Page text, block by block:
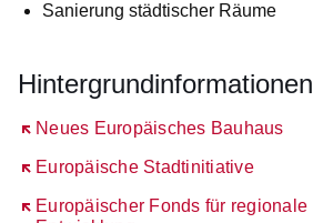
Sanierung städtischer Räume
Hintergrundinformationen
Neues Europäisches Bauhaus
Öffnet sich in einem neuen Fenster
Europäische Stadtinitiative
Öffnet sich in einem neuen Fenster
Europäischer Fonds für regionale
Öffnet sich in einem neuen Fenster